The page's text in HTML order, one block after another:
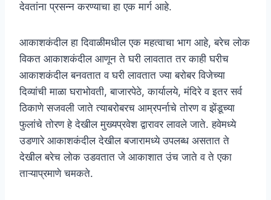
देवतांना प्रसन्न करण्याचा हा एक मार्ग आहे.
आकाशकंदील हा दिवाळीमधील एक महत्वाचा भाग आहे, बरेच लोक
विकत आकाशकंदील आणून ते घरी लावतात तर काही घरीच
आकाशकंदील बनवतात व घरी लावतात ज्या बरोबर विजेच्या
दिव्यांची माळा घराभोवती, बाजारपेठे, कार्यालये, मंदिरे व इतर सर्व
ठिकाणे सजवली जाते त्याबरोबरच आम्रपर्नाचे तोरण व झेंडूच्या
फुलांचे तोरण हे देखील मुख्यप्रवेश द्वारावर लावले जाते. हवेमध्ये
उडणारे आकाशकंदील देखील बजारामध्ये उपलब्ध असतात ते
देखील बरेच लोक उडवतात जे आकाशात उंच जाते व ते एका
ताऱ्याप्रमाणे चमकते.